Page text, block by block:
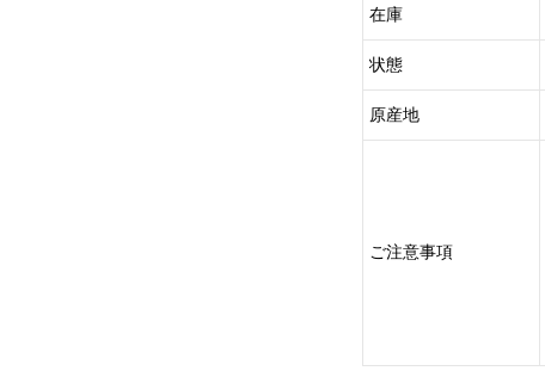
在庫
状態
原産地
ご注意事項